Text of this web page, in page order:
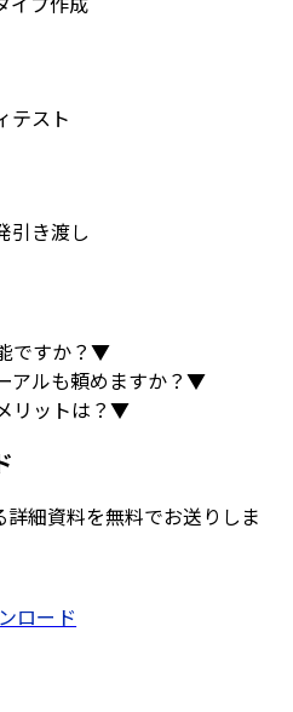
テスト
引き渡し
ですか？ ▼
アルも頼めますか？ ▼
リットは？ ▼
詳細資料を無料でお送りしま
ロード